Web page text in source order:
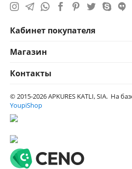
Кабинет покупателя
Магазин
Контакты
© 2015-2026 APKURES KATLI, SIA. На
YoupiShop